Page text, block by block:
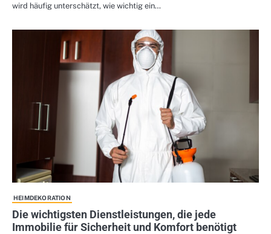
wird häufig unterschätzt, wie wichtig ein…
HEIMDEKORATION
Die wichtigsten Dienstleistungen, die jede
Immobilie für Sicherheit und Komfort benötigt